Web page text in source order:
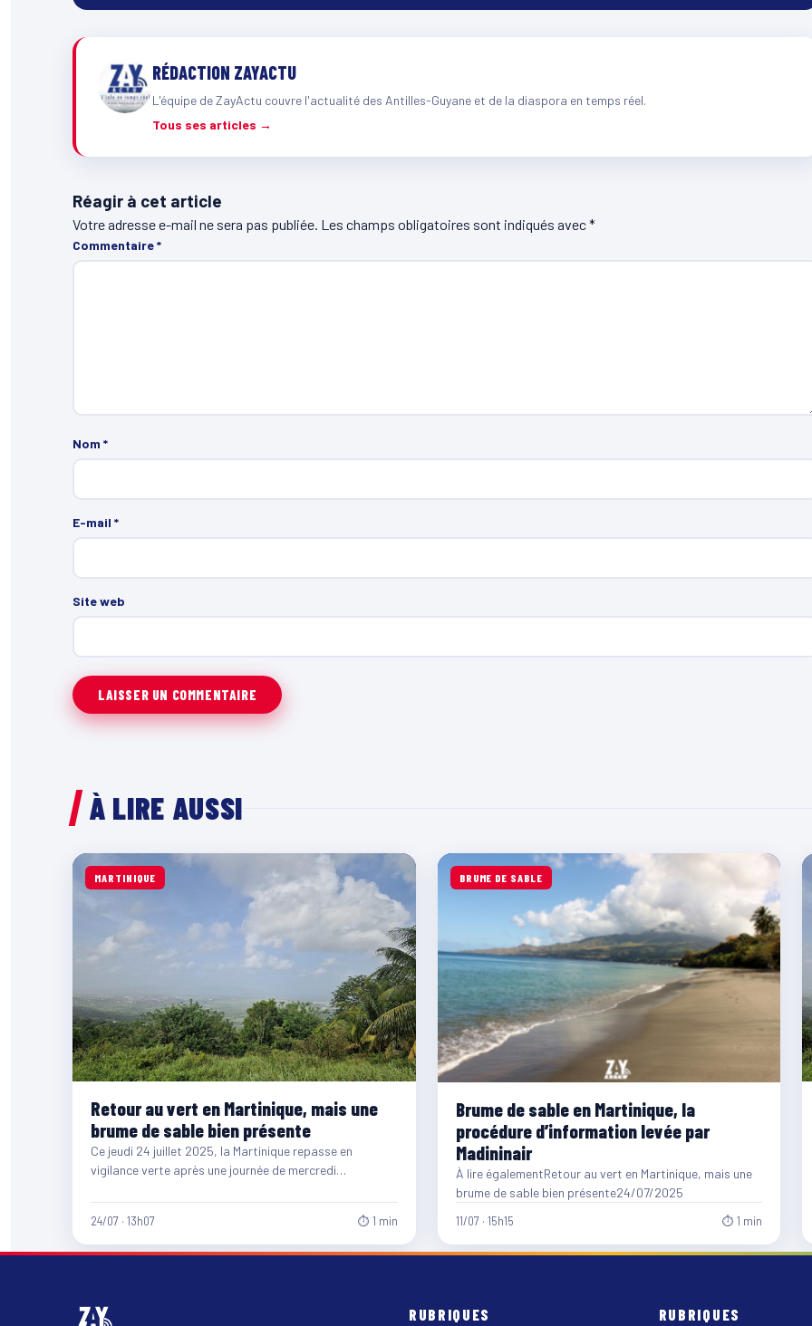
RÉDACTION ZAYACTU
L'équipe de ZayActu couvre l'actualité des Antilles-Guyane et de la diaspora en temps réel.
Tous ses articles →
Réagir à cet article
Votre adresse e-mail ne sera pas publiée. Les champs obligatoires sont indiqués avec*
Commentaire*
Nom *
E-mail *
Site web
À LIRE AUSSI
MARTINIQUE
Retour au vert en Martinique, mais une
brume de sable bien présente
Ce jeudi 24 juillet 2025, la Martinique repasse en
vigilance verte après une journée de mercredi
24/07 · 13h07 ⏱ 1 min
BRUME DE SABLE
Brume de sable en Martinique, la
procédure d’information levée par
Madininair
À lire égalementRetour au vert en Martinique, mais une
brume de sable bien présente24/07/2025
11/07 · 15h15 ⏱ 1 min
RUBRIQUES RUBRIQUES